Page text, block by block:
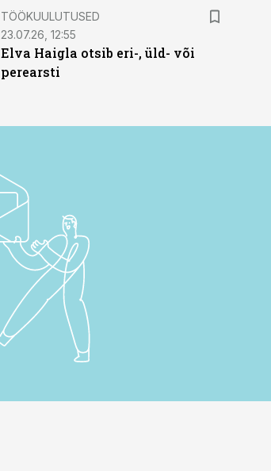
ST
TÖÖKUULUTUSED
23.07.26, 12:55
Elva Haigla otsib eri-, üld- või
perearsti